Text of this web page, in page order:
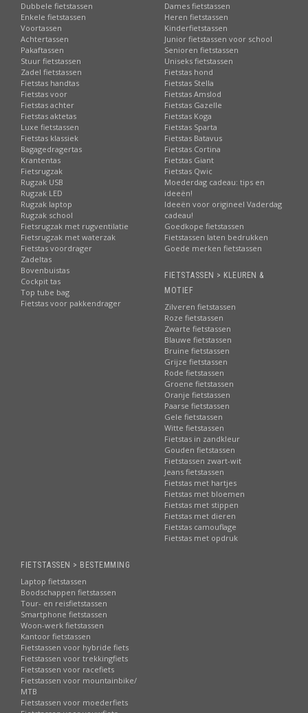
Universele AVS adapter:
Atran | Cortina, New Looxs en andere merken
Het aantal fabrikanten van fietsaccessoires dat hun aanbod
tenminste voor een deel afstemt op het open AVS systeem,
neemt toe. De producten en accessoires van Atran zijn al
verkrijgbaar via onder andere het assortiment van Cortina, New
Looxs, e-Omnia, ConTec en Spectra, Conway en Raleigh.
Fietstas.com is een bekende webshop met Atran
accessoires.
Een voordeel van het Atran systeem is ook de eenvoud van het
wisselen van fietsaccessoire. Ideaal als u de ene keer graag van
een fietstas gebruik wilt maken en op een ander moment van
De fietsaccessoires van Cortina staan niet alleen bekend om
hun gebruiksgemak, ze scoren ook hoog op innovatie en design.
Een mooie uiting daarvan is dat het Atran Velo Systeem in 2018
de Reddot Award is toegekend. Deze award is er voor
producten die onderscheidend zijn qua design, concept en
Atran onderdelen, adapters en andere producten
Benieuwd naar AVS fietsaccessoires?
gelegd voor uiteindelijk het huidige Atran (AVS) systeem.
Nieuwsgierig geworden naar de AVS fietsproducten? Deze staan
in het overzicht hieronder.
Zie desgewenst ook:
Uitleg Snap-it
Uitleg KLICKfix
Uitleg BasEasy
Uitleg CarryMore
Dubbele fietstassen
Enkele fietstassen
Voortassen
Achtertassen
Pakaftassen
Stuur fietstassen
Zadel fietstassen
Fietstas handtas
Fietstas voor
Fietstas achter
Fietstas aktetas
Luxe fietstassen
Fietstas klassiek
Bagagedragertas
Krantentas
Fietsrugzak
Rugzak USB
Rugzak LED
Rugzak laptop
Rugzak school
Fietsrugzak met rugventilatie
Fietsrugzak met waterzak
Fietstas voordrager
Zadeltas
Bovenbuistas
Cockpit tas
Top tube bag
Fietstas voor pakkendrager
Dames fietstassen
Heren fietstassen
Kinderfietstassen
Junior fietstassen voor school
Senioren fietstassen
Uniseks fietstassen
Fietstas hond
Fietstas Stella
Fietstas Amslod
Fietstas Gazelle
Fietstas Koga
Fietstas Sparta
Fietstas Batavus
Fietstas Cortina
Fietstas Giant
Fietstas Qwic
Moederdag cadeau: tips en
ideeën!
Ideeën voor origineel Vaderdag
cadeau!
Goedkope fietstassen
Fietstassen laten bedrukken
Goede merken fietstassen
FIETSTASSEN > KLEUREN &
MOTIEF
Zilveren fietstassen
Roze fietstassen
Zwarte fietstassen
Blauwe fietstassen
Bruine fietstassen
Grijze fietstassen
Rode fietstassen
Groene fietstassen
Oranje fietstassen
Paarse fietstassen
Gele fietstassen
Witte fietstassen
Fietstas in zandkleur
Gouden fietstassen
Fietstassen zwart-wit
Jeans fietstassen
Fietstas met hartjes
Fietstas met bloemen
Fietstas met stippen
Fietstas met dieren
Fietstas camouflage
Fietstas met opdruk
FIETSTASSEN > BESTEMMING
Laptop fietstassen
Boodschappen fietstassen
Tour- en reisfietstassen
Smartphone fietstassen
Woon-werk fietstassen
Kantoor fietstassen
Fietstassen voor hybride fiets
Fietstassen voor trekkingfiets
Fietstassen voor racefiets
Fietstassen voor mountainbike/
MTB
Fietstassen voor moederfiets